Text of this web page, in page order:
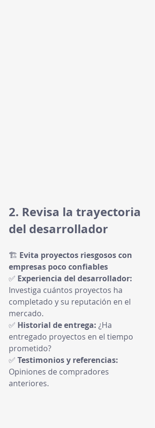
2. Revisa la trayectoria
del desarrollador
🏗 Evita proyectos riesgosos con
empresas poco confiables
✅ Experiencia del desarrollador:
Investiga cuántos proyectos ha
completado y su reputación en el
mercado.
✅ Historial de entrega: ¿Ha
entregado proyectos en el tiempo
prometido?
✅ Testimonios y referencias:
Opiniones de compradores
anteriores.